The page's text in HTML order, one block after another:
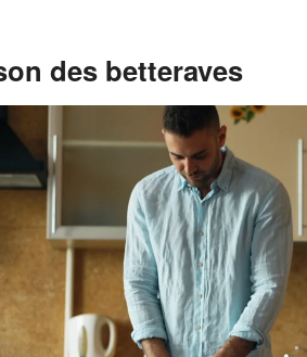
des betteraves